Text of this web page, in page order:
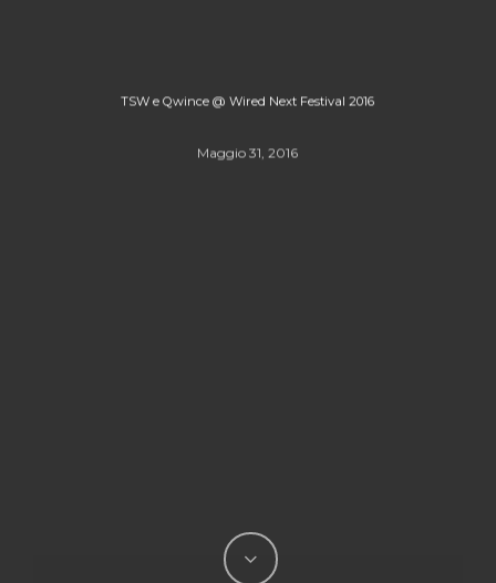
TSW e Qwince @ Wired Next Festival 2016
Maggio 31, 2016